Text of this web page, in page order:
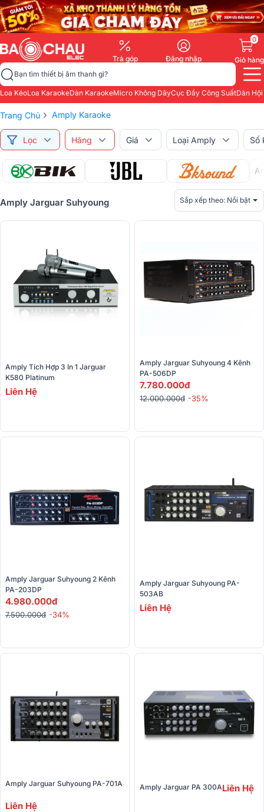
Trả góp Đăng nhập
0
Giỏ hàng
Bạn tìm thiết bị âm thanh gì?
Loa KéoLoa KaraokeDàn KaraokeMicro Không DâyCục Đẩy Công SuấtDàn
Trang Chủ › Amply Karaoke
Lọc Hãng Giá Loại Amply Số
Amply Jarguar Suhyoung Sắp xếp theo: Nổi bật
Amply Tích Hợp 3 In 1 Jarguar
K580 Platinum
Liên Hệ
Amply Jarguar Suhyoung 4 Kênh
PA-506DP
7.780.000đ
12.000.000đ -35%
Amply Jarguar Suhyoung 2 Kênh
PA-203DP
4.980.000đ
7.500.000đ -34%
Amply Jarguar Suhyoung PA-
503AB
Liên Hệ
Amply Jarguar Suhyoung PA-701A
Liên Hệ
Amply Jarguar PA 300ALiên Hệ